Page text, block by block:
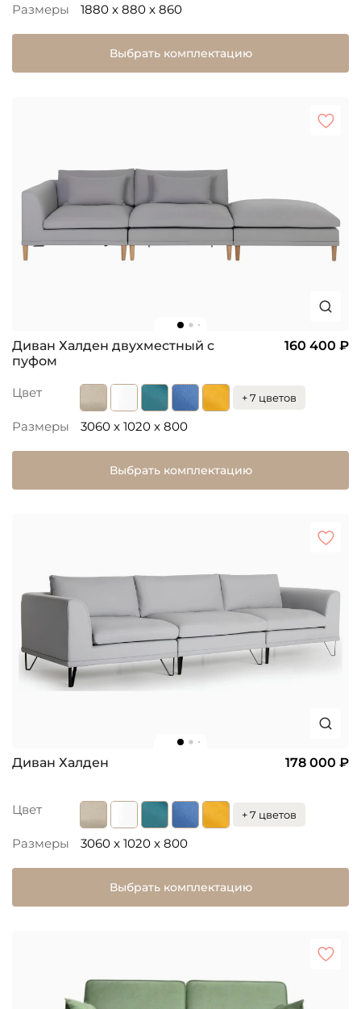
Размеры 1880 x 880 x 860
Выбрать комплектацию
Диван Халден двухместный с
пуфом
160 400 ₽
Цвет + 7 цветов
Размеры 3060 x 1020 x 800
Выбрать комплектацию
Диван Халден 178 000 ₽
Цвет + 7 цветов
Размеры 3060 x 1020 x 800
Выбрать комплектацию